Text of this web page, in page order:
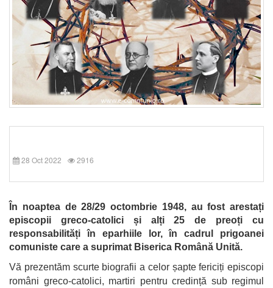
28 Oct 2022 2916
În noaptea de 28/29 octombrie 1948, au fost arestați
episcopii greco-catolici și alți 25 de preoți cu
responsabilități în eparhiile lor, în cadrul prigoanei
comuniste care a suprimat Biserica Română Unită.
Vă prezentăm scurte biografii a celor șapte fericiți episcopi
români greco-catolici, martiri pentru credință sub regimul